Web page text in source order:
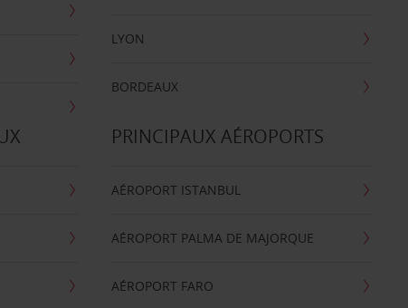
LYON
BORDEAUX
PRINCIPAUX AÉROPORTS
AÉROPORT ISTANBUL
AÉROPORT PALMA DE MAJORQUE
AÉROPORT FARO